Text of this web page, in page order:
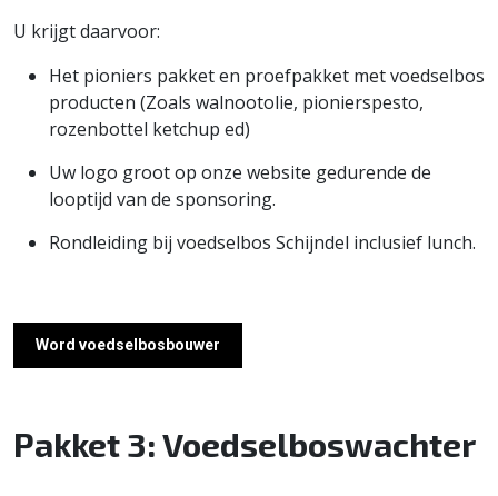
U krijgt daarvoor:
Het pioniers pakket en proefpakket met voedselbos
producten (Zoals walnootolie, pionierspesto,
rozenbottel ketchup ed)
Uw logo groot op onze website gedurende de
looptijd van de sponsoring.
Rondleiding bij voedselbos Schijndel inclusief lunch.
Word voedselbosbouwer
Pakket 3: Voedselboswachter